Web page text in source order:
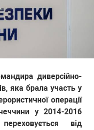
диверсійно-
яка брала участь у
операції
у 2014-2016
від